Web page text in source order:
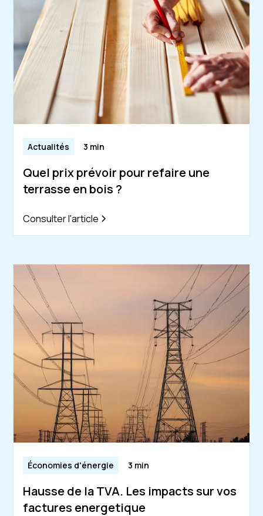
Actualités 3 min
Quel prix prévoir pour refaire une
terrasse en bois ?
Consulter l'article
Économies d'énergie 3 min
Hausse de la TVA. Les impacts sur vos
factures energetique